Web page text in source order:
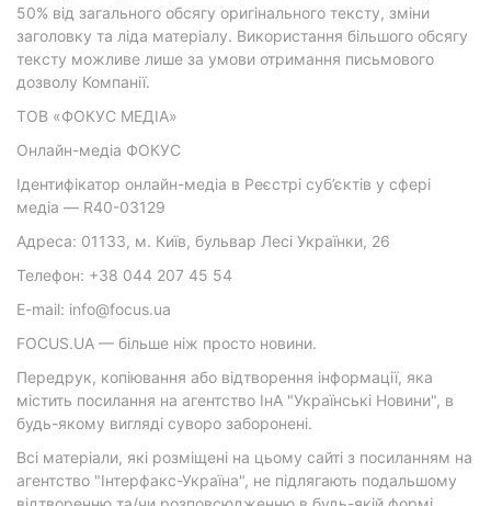
50% від загального обсягу оригінального тексту, зміни
заголовку та ліда матеріалу. Використання більшого обсягу
тексту можливе лише за умови отримання письмового
дозволу Компанії.
ТОВ «ФОКУС МЕДІА»
Онлайн-медіа ФОКУС
Ідентифікатор онлайн-медіа в Реєстрі суб’єктів у сфері
медіа — R40-03129
Адреса: 01133, м. Київ, бульвар Лесі Українки, 26
Телефон: +38 044 207 45 54
E-mail: info@focus.ua
FOCUS.UA — більше ніж просто новини.
Передрук, копіювання або відтворення інформації, яка
містить посилання на агентство ІнА "Українські Новини", в
будь-якому вигляді суворо заборонені.
Всі матеріали, які розміщені на цьому сайті з посиланням на
агентство "Інтерфакс-Україна", не підлягають подальшому